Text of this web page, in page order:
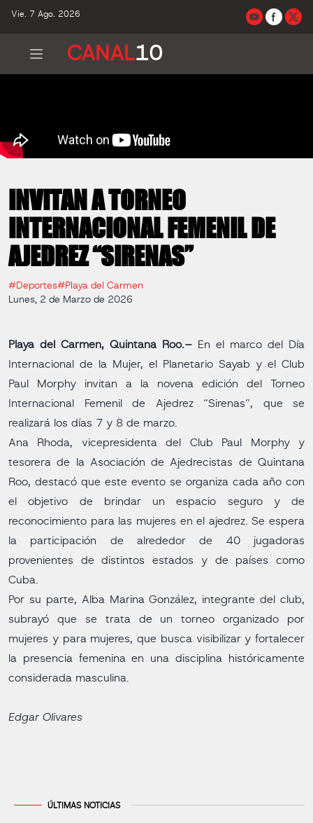
Vie. 7 Ago. 2026
CANAL10
INVITAN A TORNEO
INTERNACIONAL FEMENIL DE
AJEDREZ “SIRENAS”
#Deportes#Playa del Carmen
Lunes, 2 de Marzo de 2026
Playa del Carmen, Quintana Roo.–
En el marco del Día
Internacional de la Mujer, el Planetario Sayab y el Club
Paul Morphy invitan a la novena edición del Torneo
Internacional Femenil de Ajedrez “Sirenas”, que se
realizará los días 7 y 8 de marzo.
Ana Rhoda, vicepresidenta del Club Paul Morphy y
tesorera de la Asociación de Ajedrecistas de Quintana
Roo, destacó que este evento se organiza cada año con
el objetivo de brindar un espacio seguro y de
reconocimiento para las mujeres en el ajedrez. Se espera
la participación de alrededor de 40 jugadoras
provenientes de distintos estados y de países como
Cuba.
Por su parte, Alba Marina González, integrante del club,
subrayó que se trata de un torneo organizado por
mujeres y para mujeres, que busca visibilizar y fortalecer
la presencia femenina en una disciplina históricamente
considerada masculina.
Edgar Olivares
ÚLTIMAS NOTICIAS